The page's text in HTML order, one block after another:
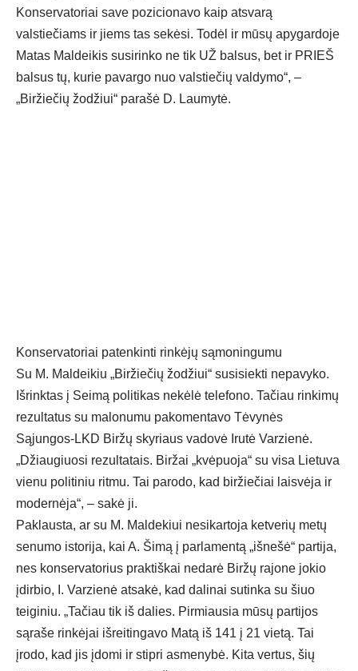
Konservatoriai save pozicionavo kaip atsvarą
valstiečiams ir jiems tas sekėsi. Todėl ir mūsų apygardoje
Matas Maldeikis susirinko ne tik UŽ balsus, bet ir PRIEŠ
balsus tų, kurie pavargo nuo valstiečių valdymo“, –
„Biržiečių žodžiui“ parašė D. Laumytė.
Konservatoriai patenkinti rinkėjų sąmoningumu
Su M. Maldeikiu „Biržiečių žodžiui“ susisiekti nepavyko.
Išrinktas į Seimą politikas nekėlė telefono. Tačiau rinkimų
rezultatus su malonumu pakomentavo Tėvynės
Sąjungos-LKD Biržų skyriaus vadovė Irutė Varzienė.
„Džiaugiuosi rezultatais. Biržai „kvėpuoja“ su visa Lietuva
vienu politiniu ritmu. Tai parodo, kad biržiečiai laisvėja ir
modernėja“, – sakė ji.
Paklausta, ar su M. Maldekiui nesikartoja ketverių metų
senumo istorija, kai A. Šimą į parlamentą „išnešė“ partija,
nes konservatorius praktiškai nedarė Biržų rajone jokio
įdirbio, I. Varzienė atsakė, kad dalinai sutinka su šiuo
teiginiu. „Tačiau tik iš dalies. Pirmiausia mūsų partijos
sąraše rinkėjai išreitingavo Matą iš 141 į 21 vietą. Tai
įrodo, kad jis įdomi ir stipri asmenybė. Kita vertus, šių